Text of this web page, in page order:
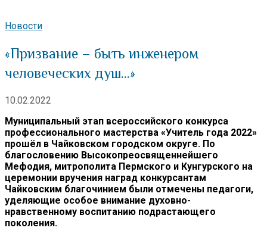
Новости
«Призвание – быть инженером
человеческих душ…»
10.02.2022
Муниципальный этап всероссийского конкурса
профессионального мастерства «Учитель года 2022»
прошёл в Чайковском городском округе. По
благословению Высокопреосвященнейшего
Мефодия, митрополита Пермского и Кунгурского на
церемонии вручения наград конкурсантам
Чайковским благочинием были отмечены педагоги,
уделяющие особое внимание духовно-
нравственному воспитанию подрастающего
поколения.